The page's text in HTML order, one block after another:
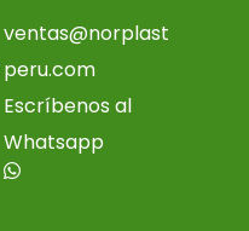
ventas@norplast
peru.com
Escríbenos al
Whatsapp